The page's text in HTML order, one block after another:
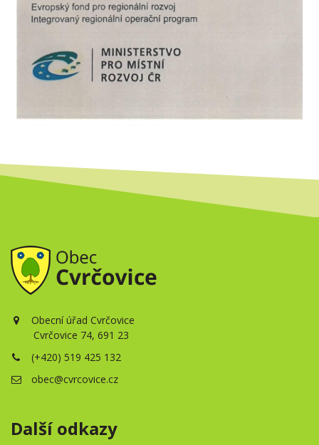
Obecní úřad Cvrčovice
Cvrčovice 74, 691 23
(+420) 519 425 132
obec@cvrcovice.cz
Další odkazy